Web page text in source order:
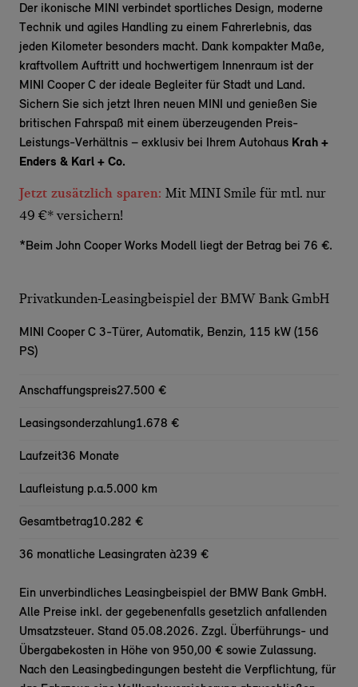
Der ikonische MINI verbindet sportliches Design, moderne
Technik und agiles Handling zu einem Fahrerlebnis, das
jeden Kilometer besonders macht. Dank kompakter Maße,
kraftvollem Auftritt und hochwertigem Innenraum ist der
MINI Cooper C der ideale Begleiter für Stadt und Land.
Sichern Sie sich jetzt Ihren neuen MINI und genießen Sie
britischen Fahrspaß mit einem überzeugenden Preis-
Leistungs-Verhältnis – exklusiv bei Ihrem Autohaus Krah +
Enders & Karl + Co.
Jetzt zusätzlich sparen: Mit MINI Smile für mtl. nur
49 €* versichern!
*Beim John Cooper Works Modell liegt der Betrag bei 76 €.
Privatkunden-Leasingbeispiel der BMW Bank GmbH
MINI Cooper C 3-Türer, Automatik, Benzin, 115 kW (156
PS)
Anschaffungspreis27.500 €
Leasingsonderzahlung1.678 €
Laufzeit36 Monate
Laufleistung p.a.5.000 km
Gesamtbetrag10.282 €
36 monatliche Leasingraten à239 €
Ein unverbindliches Leasingbeispiel der BMW Bank GmbH.
Alle Preise inkl. der gegebenenfalls gesetzlich anfallenden
Umsatzsteuer. Stand 05.08.2026. Zzgl. Überführungs- und
Übergabekosten in Höhe von 950,00 € sowie Zulassung.
Nach den Leasingbedingungen besteht die Verpflichtung, für